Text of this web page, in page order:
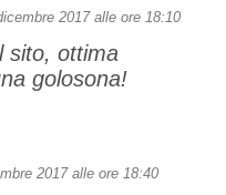
2017 alle ore 18:10
sito, ottima
golosona!
2017 alle ore 18:40